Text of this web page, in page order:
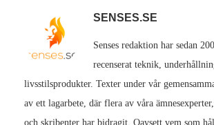
SENSES.SE
Senses redaktion har sedan
recenserat teknik,
livsstilsprodukter. Texter under vår
av ett lagarbete, där flera av våra
och skribenter har bidragit. Oavsett vem som